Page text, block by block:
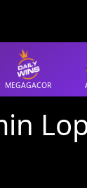
MEGAGACOR